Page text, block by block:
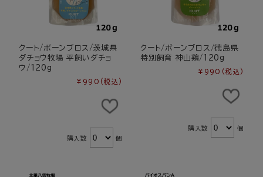
クート/ボーンブロス/茨城県
ダチョウ牧場 平飼いダチョ
ウ/120g
¥990 (税込)
購入数 個
クート/ボーンブロス/徳島県
特別飼育 神山鶏/120g
¥990 (税込)
購入数 個